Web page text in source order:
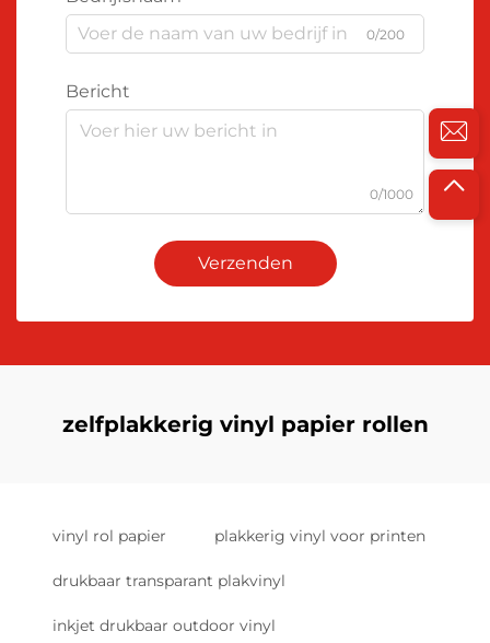
0/200
Bericht
0/1000
Verzenden
zelfplakkerig vinyl papier rollen
vinyl rol papier plakkerig vinyl voor printen
drukbaar transparant plakvinyl
inkjet drukbaar outdoor vinyl